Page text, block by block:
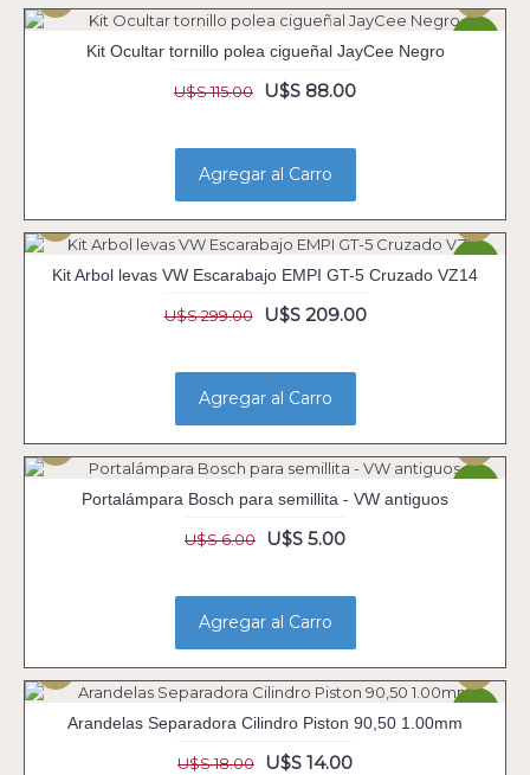
Kit Ocultar tornillo polea cigueñal JayCee Negro
U$S 115.00 U$S 88.00
Agregar al Carro
Kit Arbol levas VW Escarabajo EMPI GT-5 Cruzado VZ14
U$S 299.00 U$S 209.00
Agregar al Carro
Portalámpara Bosch para semillita - VW antiguos
U$S 6.00 U$S 5.00
Agregar al Carro
Arandelas Separadora Cilindro Piston 90,50 1.00mm
U$S 18.00 U$S 14.00